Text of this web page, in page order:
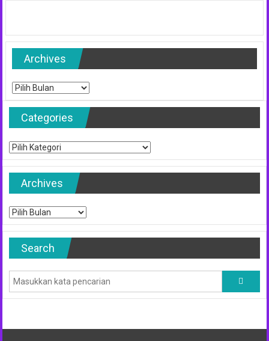
Archives
Archives
Categories
Categories
Archives
Archives
Search